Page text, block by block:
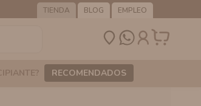
TIENDA BLOG EMPLEO
RECOMENDADOS